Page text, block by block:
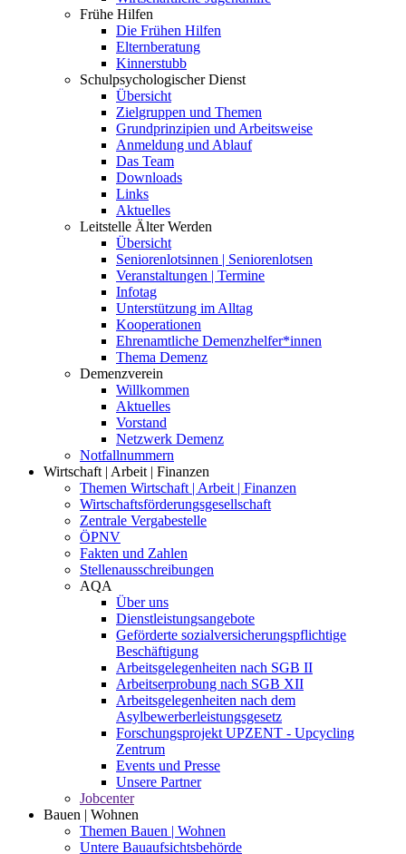
Frühe Hilfen
Die Frühen Hilfen
Elternberatung
Kinnerstubb
Schulpsychologischer Dienst
Übersicht
Zielgruppen und Themen
Grundprinzipien und Arbeitsweise
Anmeldung und Ablauf
Das Team
Downloads
Links
Aktuelles
Leitstelle Älter Werden
Übersicht
Seniorenlotsinnen | Seniorenlotsen
Veranstaltungen | Termine
Infotag
Unterstützung im Alltag
Kooperationen
Ehrenamtliche Demenzhelfer*innen
Thema Demenz
Demenzverein
Willkommen
Aktuelles
Vorstand
Netzwerk Demenz
Notfallnummern
Wirtschaft | Arbeit | Finanzen
Themen Wirtschaft | Arbeit | Finanzen
Wirtschaftsförderungsgesellschaft
Zentrale Vergabestelle
ÖPNV
Fakten und Zahlen
Stellenausschreibungen
AQA
Über uns
Dienstleistungsangebote
Geförderte sozialversicherungspflichtige
Beschäftigung
Arbeitsgelegenheiten nach SGB II
Arbeitserprobung nach SGB XII
Arbeitsgelegenheiten nach dem
Asylbewerberleistungsgesetz
Forschungsprojekt UPZENT - Upcycling
Zentrum
Events und Presse
Unsere Partner
Jobcenter
Bauen | Wohnen
Themen Bauen | Wohnen
Untere Bauaufsichtsbehörde